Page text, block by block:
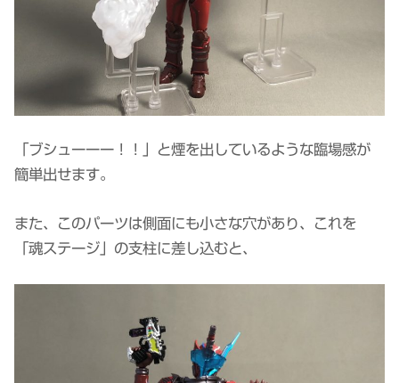
「ブシューーー！！」と煙を出しているような臨場感が
簡単出せます。
また、このパーツは側面にも小さな穴があり、これを
「魂ステージ」の支柱に差し込むと、